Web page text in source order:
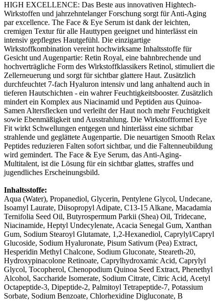
HIGH EXCELLENCE: Das Beste aus innovativen Hightech-
Wirkstoffen und jahrzehntelanger Forschung sorgt für Anti-Aging
par excellence. The Face & Eye Serum ist dank der leichten,
cremigen Textur für alle Hauttypen geeignet und hinterlässt ein
intensiv gepflegtes Hautgefühl. Die einzigartige
Wirkstoffkombination vereint hochwirksame Inhaltsstoffe für
Gesicht und Augenpartie: Retin Royal, eine bahnbrechende und
hochverträgliche Form des Wirkstoffklassikers Retinol, stimuliert die
Zellerneuerung und sorgt für sichtbar glattere Haut. Zusätzlich
durchfeuchtet 7-fach Hyaluron intensiv und lang anhaltend auch in
tieferen Hautschichten - ein wahrer Feuchtigkeitsbooster. Zusätzlich
mindert ein Komplex aus Niacinamid und Peptiden aus Quinoa-
Samen Altersflecken und verleiht der Haut noch mehr Feuchtigkeit
sowie Ebenmäßigkeit und Ausstrahlung. Die Wirkstoffformel Eye
Fit wirkt Schwellungen entgegen und hinterlässt eine sichtbar
strahlende und geglättete Augenpartie. Die neuartigen Smooth Relax
Peptides reduzieren Falten sofort sichtbar, und die Faltenneubildung
wird gemindert. The Face & Eye Serum, das Anti-Aging-
Multitalent, ist die Lösung für ein sichtbar glattes, straffes und
jugendliches Erscheinungsbild.
Inhaltsstoffe:
Aqua (Water), Propanediol, Glycerin, Pentylene Glycol, Undecane,
Isoamyl Laurate, Diisopropyl Adipate, C13-15 Alkane, Macadamia
Ternifolia Seed Oil, Butyrospermum Parkii (Shea) Oil, Tridecane,
Niacinamide, Heptyl Undecylenate, Acacia Senegal Gum, Xanthan
Gum, Sodium Stearoyl Glutamate, 1,2-Hexanediol, Caprylyl/Capryl
Glucoside, Sodium Hyaluronate, Pisum Sativum (Pea) Extract,
Hesperidin Methyl Chalcone, Sodium Gluconate, Steareth-20,
Hydroxypinacolone Retinoate, Caprylhydroxamic Acid, Caprylyl
Glycol, Tocopherol, Chenopodium Quinoa Seed Extract, Phenethyl
Alcohol, Saccharide Isomerate, Sodium Citrate, Citric Acid, Acetyl
Octapeptide-3, Dipeptide-2, Palmitoyl Tetrapeptide-7, Potassium
Sorbate, Sodium Benzoate, Chlorhexidine Digluconate, B